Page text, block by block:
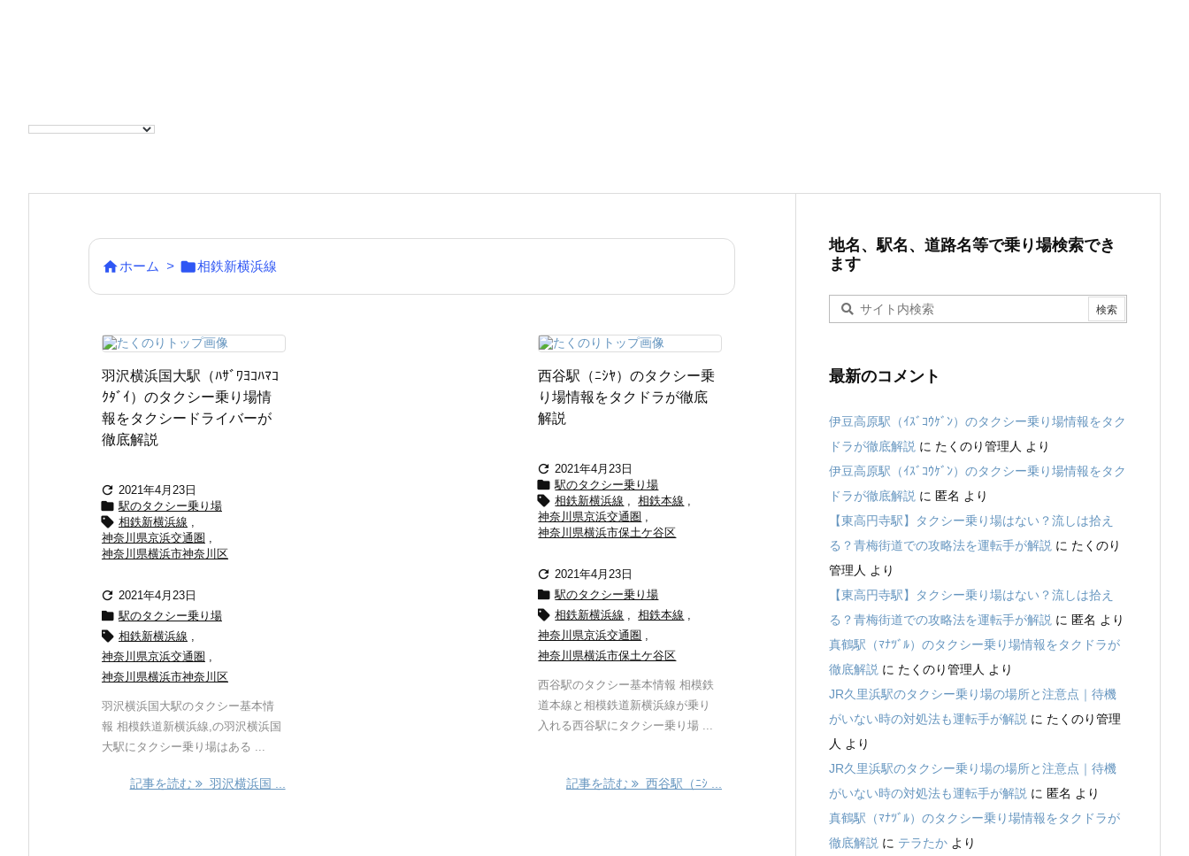
ホーム > 相鉄新横浜線
羽沢横浜国大駅（ﾊｻﾞﾜﾖｺﾊﾏｺ
ｸﾀﾞｲ）のタクシー乗り場情
報をタクシードライバーが
徹底解説
 2021年4月23日
 駅のタクシー乗り場
 相鉄新横浜線 ,
神奈川県京浜交通圏 ,
神奈川県横浜市神奈川区
 2021年4月23日
 駅のタクシー乗り場
 相鉄新横浜線 ,
神奈川県京浜交通圏 ,
神奈川県横浜市神奈川区
羽沢横浜国大駅のタクシー基本情
報 相模鉄道新横浜線,の羽沢横浜国
大駅にタクシー乗り場はある ...
記事を読む 羽沢横浜国 ...
西谷駅（ﾆｼﾔ）のタクシー乗
り場情報をタクドラが徹底
解説
 2021年4月23日
 駅のタクシー乗り場
 相鉄新横浜線 , 相鉄本線 ,
神奈川県京浜交通圏 ,
神奈川県横浜市保土ケ谷区
 2021年4月23日
 駅のタクシー乗り場
 相鉄新横浜線 , 相鉄本線 ,
神奈川県京浜交通圏 ,
神奈川県横浜市保土ケ谷区
西谷駅のタクシー基本情報 相模鉄
道本線と相模鉄道新横浜線が乗り
入れる西谷駅にタクシー乗り場 ...
記事を読む 西谷駅（ﾆｼ ...
地名、駅名、道路名等で乗り場検索でき
ます
最新のコメント
伊豆高原駅（ｲｽﾞｺｳｹﾞﾝ）のタクシー乗り場情報をタク
ドラが徹底解説 に たくのり管理人 より
伊豆高原駅（ｲｽﾞｺｳｹﾞﾝ）のタクシー乗り場情報をタク
ドラが徹底解説 に 匿名 より
【東高円寺駅】タクシー乗り場はない？流しは拾え
る？青梅街道での攻略法を運転手が解説 に たくのり
管理人 より
【東高円寺駅】タクシー乗り場はない？流しは拾え
る？青梅街道での攻略法を運転手が解説 に 匿名 より
真鶴駅（ﾏﾅﾂﾞﾙ）のタクシー乗り場情報をタクドラが
徹底解説 に たくのり管理人 より
JR久里浜駅のタクシー乗り場の場所と注意点｜待機
がいない時の対処法も運転手が解説 に たくのり管理
人 より
JR久里浜駅のタクシー乗り場の場所と注意点｜待機
がいない時の対処法も運転手が解説 に 匿名 より
真鶴駅（ﾏﾅﾂﾞﾙ）のタクシー乗り場情報をタクドラが
徹底解説 に テラたか より